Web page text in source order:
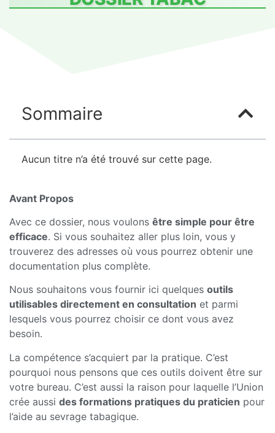
Sommaire
Aucun titre n’a été trouvé sur cette page.
Avant Propos
Avec ce dossier, nous voulons être simple pour être
efficace. Si vous souhaitez aller plus loin, vous y
trouverez des adresses où vous pourrez obtenir une
documentation plus complète.
Nous souhaitons vous fournir ici quelques outils
utilisables directement en consultation et parmi
lesquels vous pourrez choisir ce dont vous avez
besoin.
La compétence s’acquiert par la pratique. C’est
pourquoi nous pensons que ces outils doivent être sur
votre bureau. C’est aussi la raison pour laquelle l’Union
crée aussi des formations pratiques du praticien pour
l’aide au sevrage tabagique.